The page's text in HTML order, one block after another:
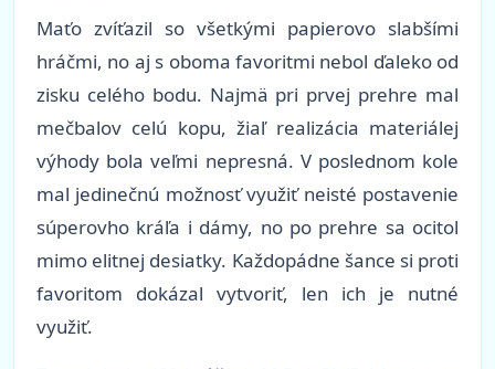
Maťo zvíťazil so všetkými papierovo slabšími
hráčmi, no aj s oboma favoritmi nebol ďaleko od
zisku celého bodu. Najmä pri prvej prehre mal
mečbalov celú kopu, žiaľ realizácia materiálej
výhody bola veľmi nepresná. V poslednom kole
mal jedinečnú možnosť využiť neisté postavenie
súperovho kráľa i dámy, no po prehre sa ocitol
mimo elitnej desiatky. Každopádne šance si proti
favoritom dokázal vytvoriť, len ich je nutné
využiť.